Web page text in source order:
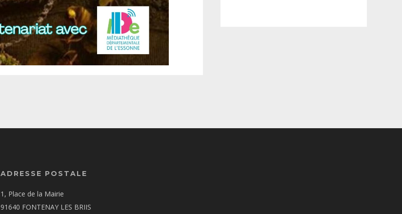
ADRESSE POSTALE
1, Place de la Mairie
91640 FONTENAY LES BRIIS